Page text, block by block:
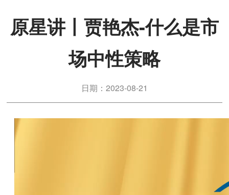
原星讲丨贾艳杰-什么是市
场中性策略
日期：2023-08-21